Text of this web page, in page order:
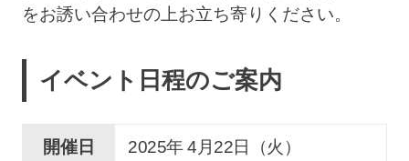
をお誘い合わせの上お立ち寄りください。
イベント日程のご案内
開催日 2025年 4月 22日（火）